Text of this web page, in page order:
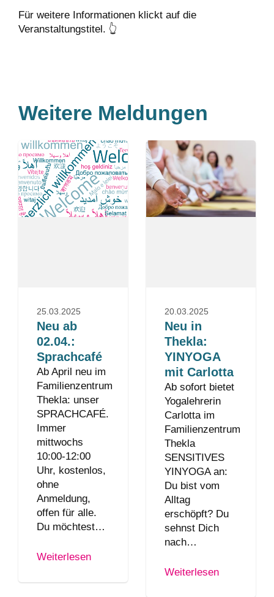
Für weitere Informationen klickt auf die
Veranstaltungstitel. 👆
Weitere Meldungen
25.03.2025
Neu ab
02.04.:
Sprachcafé
Ab April neu im
Familienzentrum
Thekla: unser
SPRACHCAFÉ.
Immer
mittwochs
10:00-12:00
Uhr, kostenlos,
ohne
Anmeldung,
offen für alle.
Du möchtest…
Weiterlesen
20.03.2025
Neu in
Thekla:
YINYOGA
mit Carlotta
Ab sofort bietet
Yogalehrerin
Carlotta im
Familienzentrum
Thekla
SENSITIVES
YINYOGA an:
Du bist vom
Alltag
erschöpft? Du
sehnst Dich
nach…
Weiterlesen